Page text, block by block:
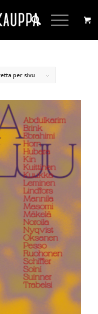
per sivu